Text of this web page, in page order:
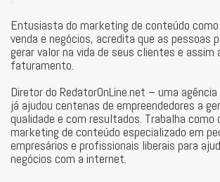
Entusiasta do marketing de conteúdo
venda e negócios, acredita que as pessoas
gerar valor na vida de seus clientes e assim
faturamento.
Diretor do RedatorOnLine.net – uma
já ajudou centenas de empreendedores a
qualidade e com resultados. Trabalha como
marketing de conteúdo especializado em
empresários e profissionais liberais para
negócios com a internet.